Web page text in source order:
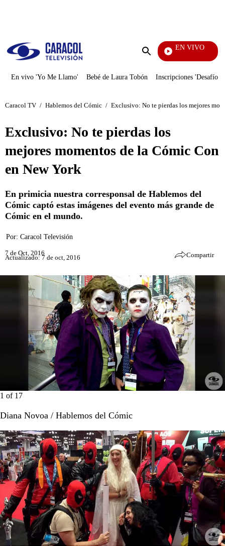
Enviar
EN VIVO
Noticias
En vivo 'Yo Me Llamo' Bebé de Laura Tobón Inscripciones 'Desafío'
Caracol TV / Hablemos del Cómic / Exclusivo: No te pierdas los mejores
Exclusivo: No te pierdas los
mejores momentos de la Cómic Con
en New York
En primicia nuestra corresponsal de Hablemos del
Cómic captó estas imágenes del evento más grande de
Cómic en el mundo.
Por: Caracol Televisión
7 de Oct, 2016
Actualizado: 7 de oct, 2016 Compartir
1 of 17
Diana Novoa / Hablemos del Cómic